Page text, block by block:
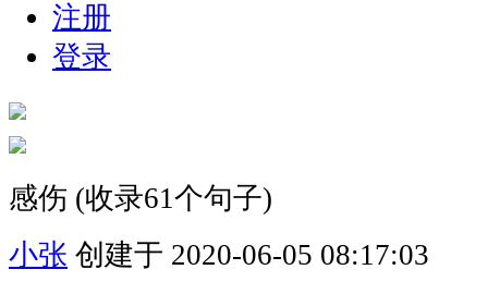
注册
登录
感伤 (收录61个句子)
小张 创建于 2020-06-05 08:17:03